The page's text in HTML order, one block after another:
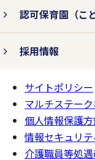
認可保育園 （
採用情報
ページの
一番上へ
サイトポリシー
マルチステー
個人情報保護
情報セキュリ
介護職員等処